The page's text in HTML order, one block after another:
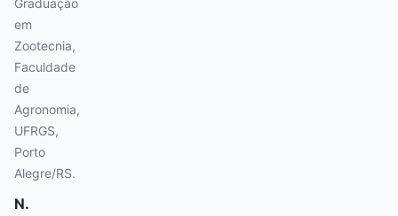
Graduação
em
Zootecnia,
Faculdade
de
Agronomia,
UFRGS,
Porto
Alegre/RS.
N.